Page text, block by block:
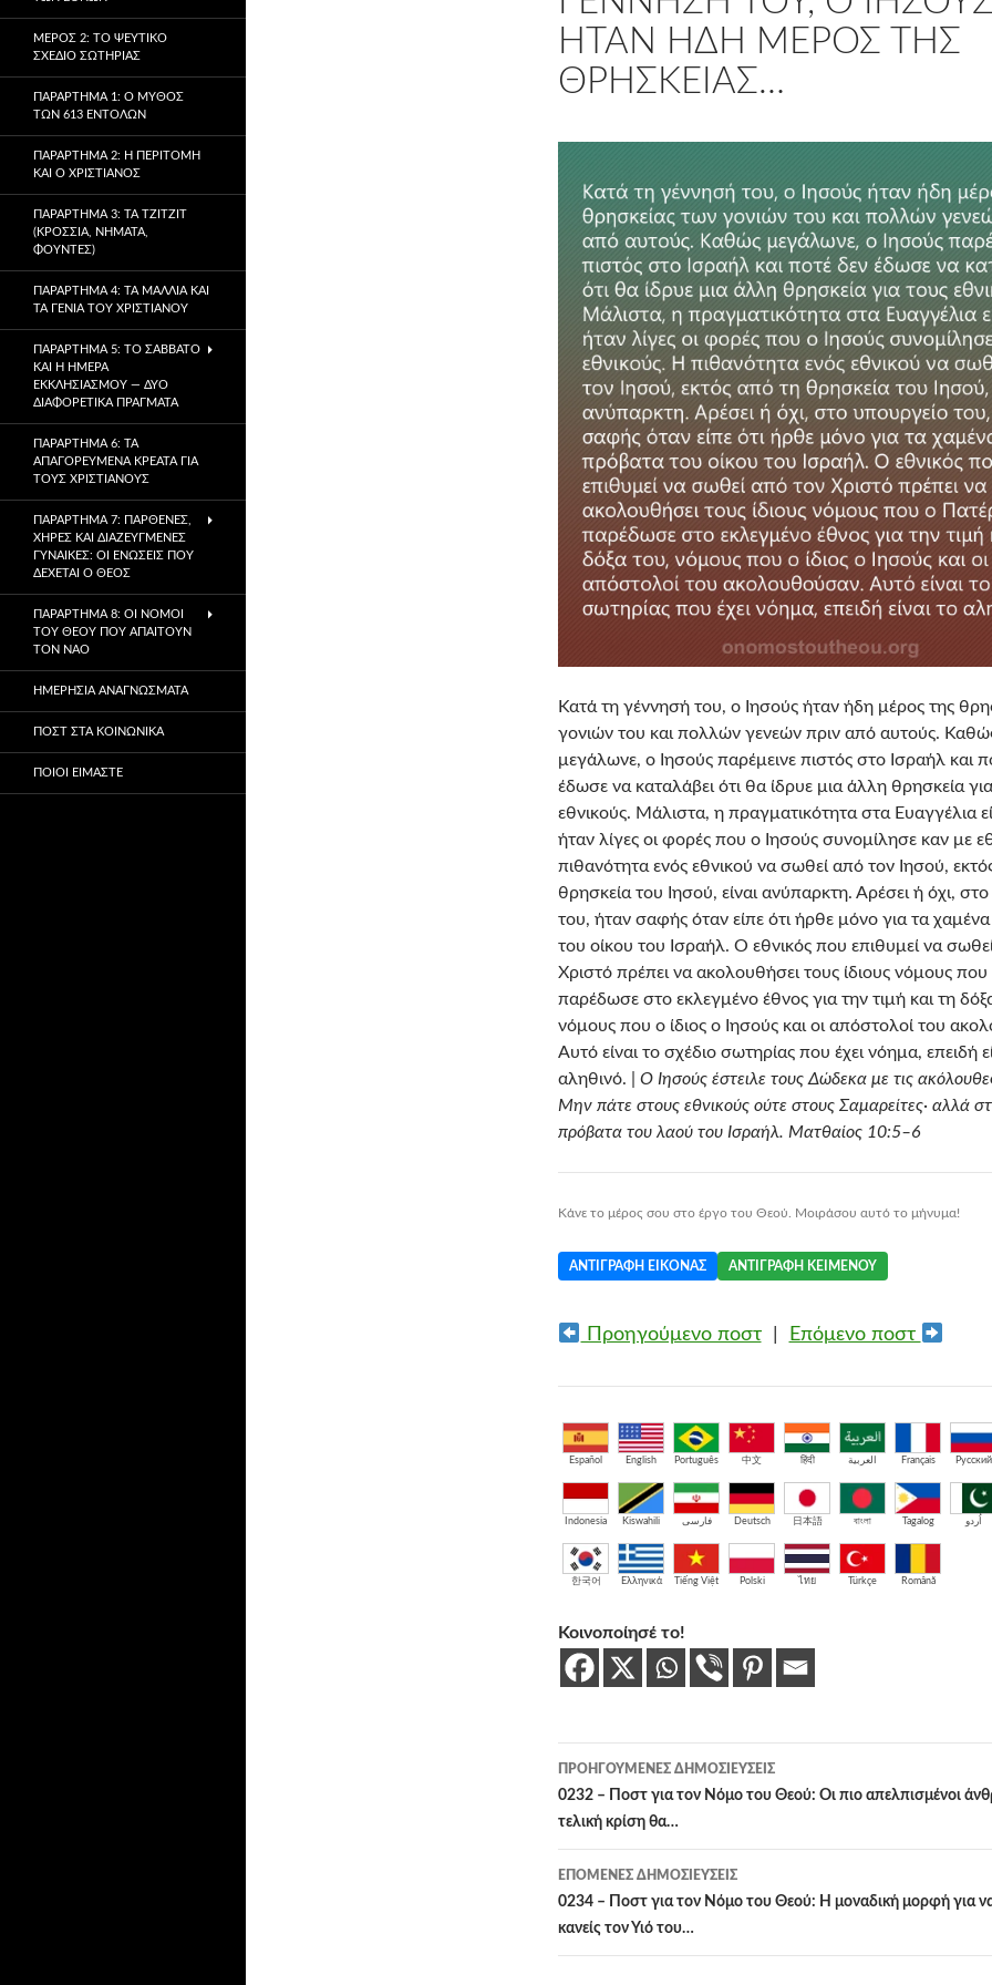
ΉΤΑΝ ΉΔΗ ΜΈΡΟΣ ΤΗΣ
ΘΡΗΣΚΕΊΑΣ…
Κατά τη γέννησή του, ο Ιησούς ήταν ήδη μέρος της
γονιών του και πολλών γενεών πριν από αυτούς.
μεγάλωνε, ο Ιησούς παρέμεινε πιστός στο Ισραήλ και
έδωσε να καταλάβει ότι θα ίδρυε μια άλλη θρησκεία
εθνικούς. Μάλιστα, η πραγματικότητα στα Ευαγγέλια
ήταν λίγες οι φορές που ο Ιησούς συνομίλησε καν με
πιθανότητα ενός εθνικού να σωθεί από τον Ιησού,
θρησκεία του Ιησού, είναι ανύπαρκτη. Αρέσει ή όχι,
του, ήταν σαφής όταν είπε ότι ήρθε μόνο για τα
του οίκου του Ισραήλ. Ο εθνικός που επιθυμεί να
Χριστό πρέπει να ακολουθήσει τους ίδιους νόμους
παρέδωσε στο εκλεγμένο έθνος για την τιμή και τη
νόμους που ο ίδιος ο Ιησούς και οι απόστολοί του
Αυτό είναι το σχέδιο σωτηρίας που έχει νόημα, επειδή
αληθινό. | Ο Ιησούς έστειλε τους Δώδεκα με τις
Μην πάτε στους εθνικούς ούτε στους Σαμαρείτες· αλλά
πρόβατα του λαού του Ισραήλ. Ματθαίος 10:5–6
Κάνε το μέρος σου στο έργο του Θεού. Μοιράσου αυτό το μήνυμα!
ΑΝΤΙΓΡΑΦΉ ΕΙΚΌΝΑΣ ΑΝΤΙΓΡΑΦΉ ΚΕΙΜΈΝΟΥ
Προηγούμενο ποστ| Επόμενο ποστ
Español English Português 中文 हिंदी العربية Français Русский
Indonesia Kiswahili فارسی Deutsch 日本語 বাংলা Tagalog اُردو
한국어 Ελληνικά Tiếng Việt Polski ไทย Türkçe Română
Κοινοποίησέ το!
Πλοήγηση
άρθρων
ΠΡΟΗΓΟΎΜΕΝΕΣ ΔΗΜΟΣΙΕΎΣΕΙΣ
0232 – Ποστ για τον Νόμο του Θεού: Οι πιο απελπισμένοι
τελική κρίση θα…
ΕΠΌΜΕΝΕΣ ΔΗΜΟΣΙΕΎΣΕΙΣ
0234 – Ποστ για τον Νόμο του Θεού: Η μοναδική μορφή για
κανείς τον Υιό του…
ΜΈΡΟΣ 2: ΤΟ ΨΕΎΤΙΚΟ
ΣΧΈΔΙΟ ΣΩΤΗΡΊΑΣ
ΠΑΡΆΡΤΗΜΑ 1: Ο ΜΎΘΟΣ
ΤΩΝ 613 ΕΝΤΟΛΏΝ
ΠΑΡΆΡΤΗΜΑ 2: Η ΠΕΡΙΤΟΜΉ
ΚΑΙ Ο ΧΡΙΣΤΙΑΝΌΣ
ΠΑΡΆΡΤΗΜΑ 3: ΤΑ TZITZIT
(ΚΡΌΣΣΙΑ, ΝΉΜΑΤΑ,
ΦΟΎΝΤΕΣ)
ΠΑΡΆΡΤΗΜΑ 4: ΤΑ ΜΑΛΛΙΆ ΚΑΙ
ΤΑ ΓΈΝΙΑ ΤΟΥ ΧΡΙΣΤΙΑΝΟΎ
ΠΑΡΆΡΤΗΜΑ 5: ΤΟ ΣΆΒΒΑΤΟ
ΚΑΙ Η ΗΜΈΡΑ
ΕΚΚΛΗΣΙΑΣΜΟΎ — ΔΎΟ
ΔΙΑΦΟΡΕΤΙΚΆ ΠΡΆΓΜΑΤΑ
ΠΑΡΆΡΤΗΜΑ 6: ΤΑ
ΑΠΑΓΟΡΕΥΜΈΝΑ ΚΡΈΑΤΑ ΓΙΑ
ΤΟΥΣ ΧΡΙΣΤΙΑΝΟΎΣ
ΠΑΡΆΡΤΗΜΑ 7: ΠΑΡΘΈΝΕΣ,
ΧΉΡΕΣ ΚΑΙ ΔΙΑΖΕΥΓΜΈΝΕΣ
ΓΥΝΑΊΚΕΣ: ΟΙ ΕΝΏΣΕΙΣ ΠΟΥ
ΔΈΧΕΤΑΙ Ο ΘΕΌΣ
ΠΑΡΆΡΤΗΜΑ 8: ΟΙ ΝΌΜΟΙ
ΤΟΥ ΘΕΟΎ ΠΟΥ ΑΠΑΙΤΟΎΝ
ΤΟΝ ΝΑΌ
ΗΜΕΡΉΣΙΑ ΑΝΑΓΝΏΣΜΑΤΑ
ΠΟΣΤ ΣΤΑ ΚΟΙΝΩΝΙΚΆ
ΠΟΙΟΙ ΕΊΜΑΣΤΕ